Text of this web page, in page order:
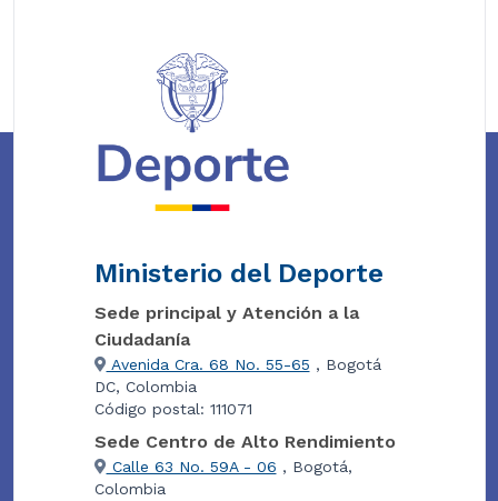
Ministerio del Deporte
Sede principal y Atención a la
Ciudadanía
Avenida Cra. 68 No. 55-65 , Bogotá
DC, Colombia
Código postal: 111071
Sede Centro de Alto Rendimiento
Calle 63 No. 59A - 06 , Bogotá,
Colombia